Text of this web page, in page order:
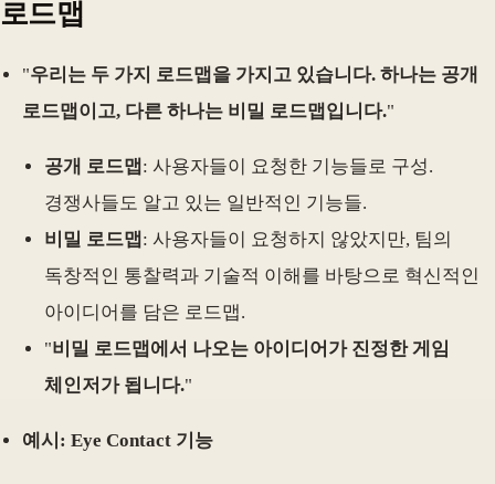
로드맵
"우리는 두 가지 로드맵을 가지고 있습니다. 하나는 공개
로드맵이고, 다른 하나는 비밀 로드맵입니다."
공개 로드맵 : 사용자들이 요청한 기능들로 구성.
경쟁사들도 알고 있는 일반적인 기능들.
비밀 로드맵 : 사용자들이 요청하지 않았지만, 팀의
독창적인 통찰력과 기술적 이해를 바탕으로 혁신적인
아이디어를 담은 로드맵.
"비밀 로드맵에서 나오는 아이디어가 진정한 게임
체인저가 됩니다."
예시: Eye Contact 기능